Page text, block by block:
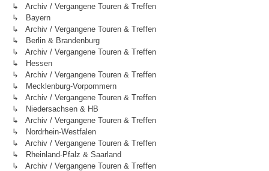
↳ Archiv / Vergangene Touren & Treffen
↳ Bayern
↳ Archiv / Vergangene Touren & Treffen
↳ Berlin & Brandenburg
↳ Archiv / Vergangene Touren & Treffen
↳ Hessen
↳ Archiv / Vergangene Touren & Treffen
↳ Mecklenburg-Vorpommern
↳ Archiv / Vergangene Touren & Treffen
↳ Niedersachsen & HB
↳ Archiv / Vergangene Touren & Treffen
↳ Nordrhein-Westfalen
↳ Archiv / Vergangene Touren & Treffen
↳ Rheinland-Pfalz & Saarland
↳ Archiv / Vergangene Touren & Treffen